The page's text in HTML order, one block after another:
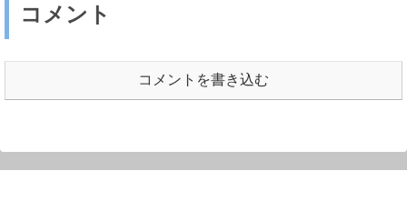
コメント
コメントを書き込む